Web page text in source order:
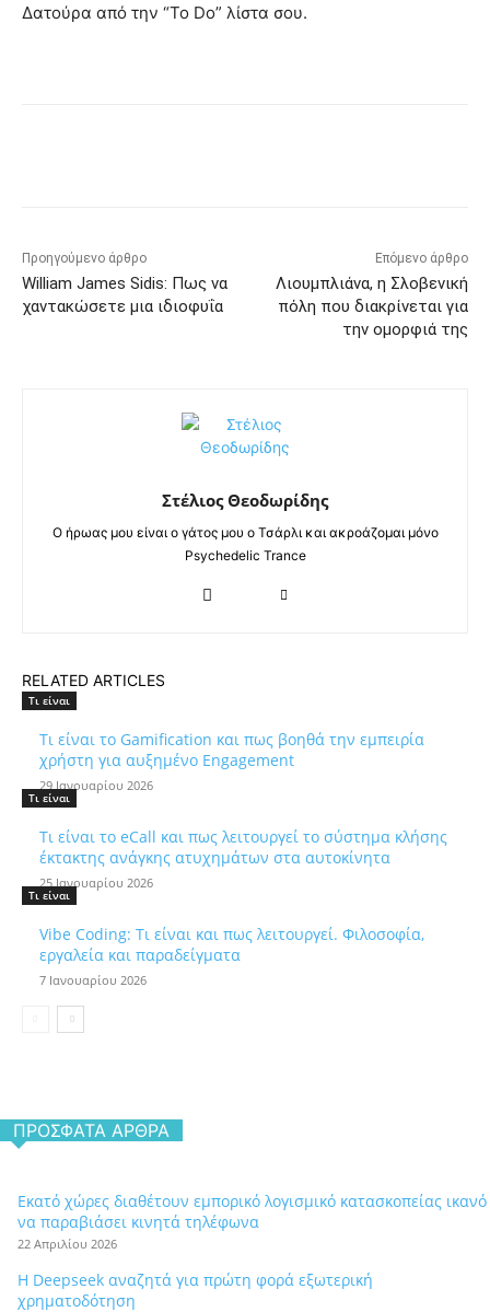
Δατούρα από την “To Do” λίστα σου.
Προηγούμενο άρθρο
William James Sidis: Πως να
χαντακώσετε μια ιδιοφυΐα
Επόμενο άρθρο
Λιουμπλιάνα, η Σλοβενική
πόλη που διακρίνεται για
την ομορφιά της
Στέλιος Θεοδωρίδης
Ο ήρωας μου είναι ο γάτος μου ο Τσάρλι και ακροάζομαι μόνο
Psychedelic Trance
RELATED ARTICLES
Τι είναι
Τι είναι το Gamification και πως βοηθά την εμπειρία
χρήστη για αυξημένο Engagement
29 Ιανουαρίου 2026
Τι είναι
Τι είναι το eCall και πως λειτουργεί το σύστημα κλήσης
έκτακτης ανάγκης ατυχημάτων στα αυτοκίνητα
25 Ιανουαρίου 2026
Τι είναι
Vibe Coding: Τι είναι και πως λειτουργεί. Φιλοσοφία,
εργαλεία και παραδείγματα
7 Ιανουαρίου 2026
ΠΡΌΣΦΑΤΑ ΆΡΘΡΑ
Εκατό χώρες διαθέτουν εμπορικό λογισμικό κατασκοπείας ικανό
να παραβιάσει κινητά τηλέφωνα
22 Απριλίου 2026
Η Deepseek αναζητά για πρώτη φορά εξωτερική
χρηματοδότηση